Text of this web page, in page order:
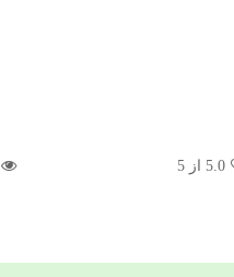
5.0 از 5